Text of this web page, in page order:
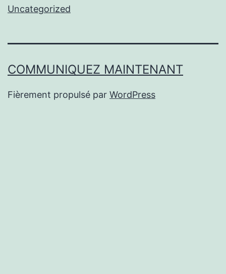
Uncategorized
COMMUNIQUEZ MAINTENANT
Fièrement propulsé par WordPress